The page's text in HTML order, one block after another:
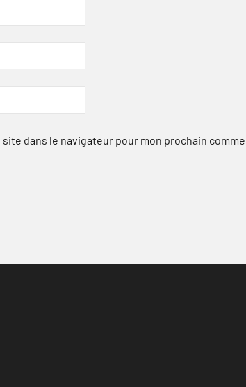
dans le navigateur pour mon prochain